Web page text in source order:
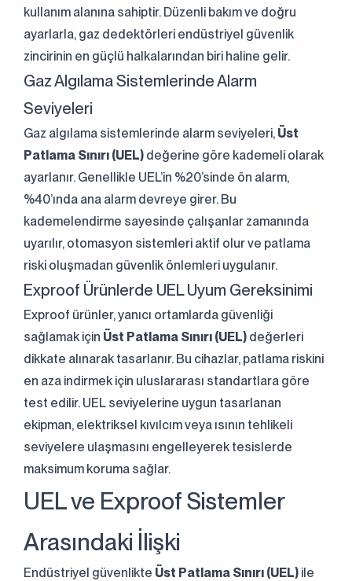
Aydınlatma Metnini okudum.
Gönder
kullanım alanına sahiptir. Düzenli bakım ve doğru
ayarlarla, gaz dedektörleri endüstriyel güvenlik
zincirinin en güçlü halkalarından biri haline gelir.
Gaz Algılama Sistemlerinde Alarm
Seviyeleri
Gaz algılama sistemlerinde alarm seviyeleri, Üst
Patlama Sınırı (UEL) değerine göre kademeli olarak
ayarlanır. Genellikle UEL’in %20’sinde ön alarm,
%40’ında ana alarm devreye girer. Bu
kademelendirme sayesinde çalışanlar zamanında
uyarılır, otomasyon sistemleri aktif olur ve patlama
riski oluşmadan güvenlik önlemleri uygulanır.
Exproof Ürünlerde UEL Uyum Gereksinimi
Exproof ürünler, yanıcı ortamlarda güvenliği
sağlamak için Üst Patlama Sınırı (UEL) değerleri
dikkate alınarak tasarlanır. Bu cihazlar, patlama riskini
en aza indirmek için uluslararası standartlara göre
test edilir. UEL seviyelerine uygun tasarlanan
ekipman, elektriksel kıvılcım veya ısının tehlikeli
seviyelere ulaşmasını engelleyerek tesislerde
maksimum koruma sağlar.
UEL ve Exproof Sistemler
Arasındaki İlişki
Endüstriyel güvenlikte Üst Patlama Sınırı (UEL) ile